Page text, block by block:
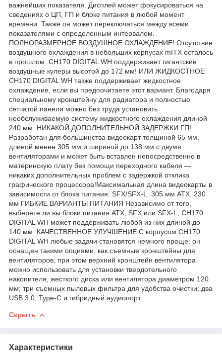
важнейших показателя. Дисплей может фокусироваться на
сведениях о ЦП, ГП и блоке питания в любой момент
времени. Также он может переключаться между всеми
показателями с определенным интервалом.
ПОЛНОРАЗМЕРНОЕ ВОЗДУШНОЕ ОХЛАЖДЕНИЕ! Отсутствие
воздушного охлаждения в небольших корпусах mITX осталось
в прошлом. CH170 DIGITAL WH поддерживает гигантские
воздушные кулеры высотой до 172 мм! ИЛИ ЖИДКОСТНОЕ
CH170 DIGITAL WH также поддерживает жидкостное
охлаждение, если вы предпочитаете этот вариант. Благодаря
специальному кронштейну для радиатора и полностью
сетчатой панели можно без труда установить
необслуживаемую систему жидкостного охлаждения длиной
240 мм. НИКАКОЙ ДОПОЛНИТЕЛЬНОЙ ЗАДЕРЖКИ ГП!
Разработан для большинства видеокарт толщиной 65 мм,
длиной менее 305 мм и шириной до 138 мм с двумя
вентиляторами и может быть вставлен непосредственно в
материнскую плату без помощи переходного кабеля —
никаких дополнительных проблем с задержкой отклика
графического процессора!Максимальная длина видеокарты в
зависимости от блока питания: SFX/SFX-L: 305 мм ATX: 230
мм ГИБКИЕ ВАРИАНТЫ ПИТАНИЯ Независимо от того,
выберете ли вы блоки питания ATX, SFX или SFX-L, CH170
DIGITAL WH может поддерживать любой из них длиной до
140 мм. КАЧЕСТВЕННОЕ УЛУЧШЕНИЕ С корпусом CH170
DIGITAL WH любые задачи становятся немного проще: он
оснащен такими опциями, как съемные кронштейны для
вентиляторов, при этом верхний кронштейн вентилятора
можно использовать для установки твердотельного
накопителя, жесткого диска или вентилятора диаметром 120
мм; три съемных пылевых фильтра для удобства очистки; два
USB 3.0, Type-C и гибридный аудиопорт.
Скрыть
Характеристики